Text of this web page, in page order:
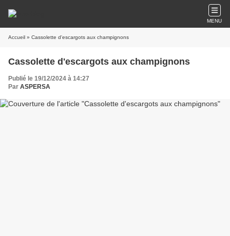
MENU
Accueil » Cassolette d'escargots aux champignons
Cassolette d'escargots aux champignons
Publié le 19/12/2024 à 14:27
Par ASPERSA